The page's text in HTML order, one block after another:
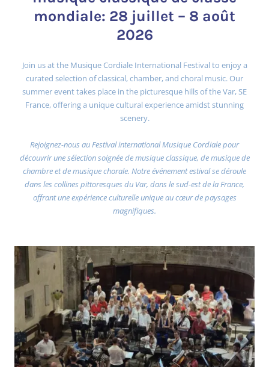
mondiale: 28 juillet – 8 août
2026
Join us at the Musique Cordiale International Festival to enjoy a
curated selection of classical, chamber, and choral music. Our
summer event takes place in the picturesque hills of the Var, SE
France, offering a unique cultural experience amidst stunning
scenery.
Rejoignez-nous au Festival international Musique Cordiale pour
découvrir une sélection soignée de musique classique, de musique de
chambre et de musique chorale. Notre événement estival se déroule
dans les collines pittoresques du Var, dans le sud-est de la France,
offrant une expérience culturelle unique au cœur de paysages
magnifiques.